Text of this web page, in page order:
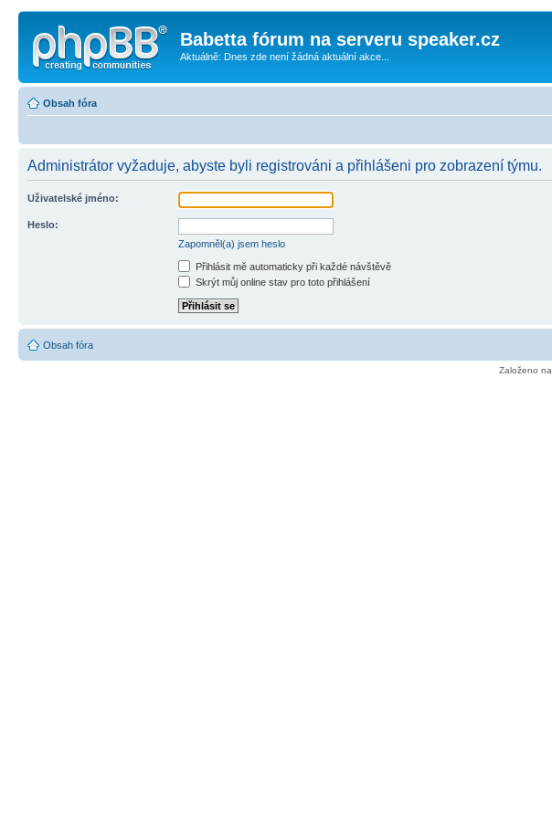
Babetta fórum na serveru speaker.cz
Aktuálně: Dnes zde není žádná aktuální akce...
Obsah fóra
Administrátor vyžaduje, abyste byli registrováni a přihlášeni pro zobrazení týmu.
Uživatelské jméno:
Heslo:
Zapomněl(a) jsem heslo
Přihlásit mě automaticky při každé návštěvě
Skrýt můj online stav pro toto přihlášení
Obsah fóra
Založeno na